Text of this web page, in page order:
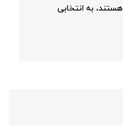
پایدار و بلندمدت در حوزه IT هستند، به انتخابی